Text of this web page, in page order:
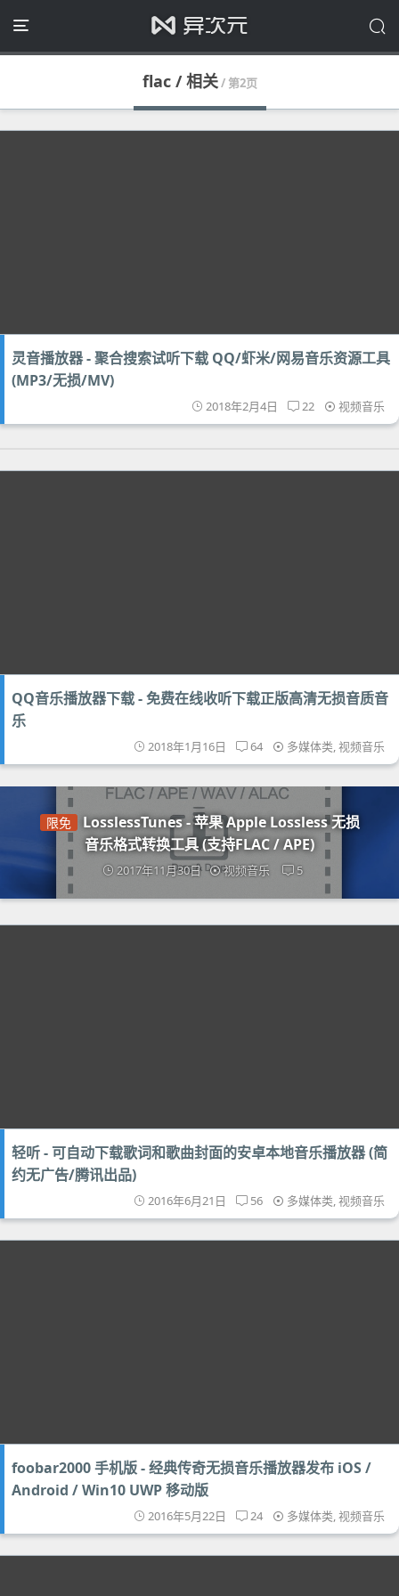
flac / 相关/ 第2页
灵音播放器 - 聚合搜索试听下载 QQ/虾米/网易音乐资源工具
(MP3/无损/MV)
2018年2月4日 22 视频音乐
QQ音乐播放器下载 - 免费在线收听下载正版高清无损音质音
乐
2018年1月16日 64 多媒体类,视频音乐
限免
LosslessTunes - 苹果 Apple Lossless 无损
音乐格式转换工具 (支持FLAC / APE)
2017年11月30日 视频音乐 5
轻听 - 可自动下载歌词和歌曲封面的安卓本地音乐播放器 (简
约无广告/腾讯出品)
2016年6月21日 56 多媒体类,视频音乐
foobar2000 手机版 - 经典传奇无损音乐播放器发布 iOS /
Android / Win10 UWP 移动版
2016年5月22日 24 多媒体类,视频音乐